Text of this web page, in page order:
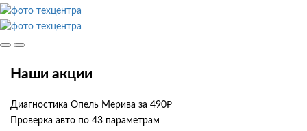
Наши акции
Диагностика Опель Мерива за 490₽
Проверка авто по 43 параметрам